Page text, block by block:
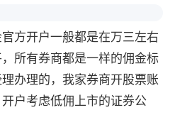
方开户一般都是在万三左右
所有券商都是一样的佣金标
办理的，我家券商开股票账
户考虑低佣上市的证券公